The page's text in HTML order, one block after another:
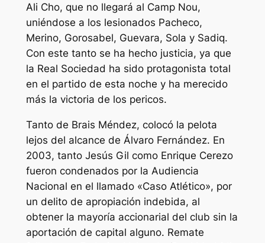
Ali Cho, que no llegará al Camp Nou,
uniéndose a los lesionados Pacheco,
Merino, Gorosabel, Guevara, Sola y Sadiq.
Con este tanto se ha hecho justicia, ya que
la Real Sociedad ha sido protagonista total
en el partido de esta noche y ha merecido
más la victoria de los pericos.
Tanto de Brais Méndez, colocó la pelota
lejos del alcance de Álvaro Fernández. En
2003, tanto Jesús Gil como Enrique Cerezo
fueron condenados por la Audiencia
Nacional en el llamado «Caso Atlético», por
un delito de apropiación indebida, al
obtener la mayoría accionarial del club sin la
aportación de capital alguno. Remate